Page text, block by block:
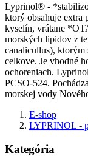
Lyprinol® -
ktorý obsahuje extra
kyselín, vrátane
morských lipidov z
canalicullus), ktorým
celkove. Je vhodné
ochoreniach.
PCSO-524.
morskej vody
E-shop
LYPRINOL -
Kategória